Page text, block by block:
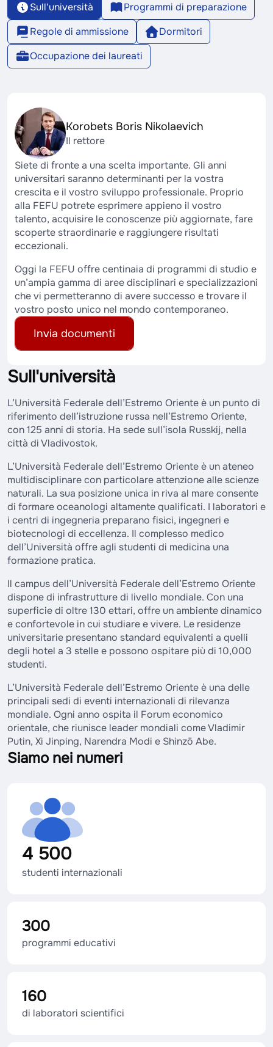
Sull'università
Programmi di preparazione
Regole di ammissione
Dormitori
Occupazione dei laureati
Korobets Boris Nikolaevich
Il rettore
Siete di fronte a una scelta importante. Gli anni
universitari saranno determinanti per la vostra
crescita e il vostro sviluppo professionale. Proprio
alla FEFU potrete esprimere appieno il vostro
talento, acquisire le conoscenze più aggiornate, fare
scoperte straordinarie e raggiungere risultati
eccezionali.
Oggi la FEFU offre centinaia di programmi di studio e
un’ampia gamma di aree disciplinari e specializzazioni
che vi permetteranno di avere successo e trovare il
vostro posto unico nel mondo contemporaneo.
Invia documenti
Sull'università
L’Università Federale dell’Estremo Oriente è un punto di
riferimento dell’istruzione russa nell’Estremo Oriente,
con 125 anni di storia. Ha sede sull’isola Russkij, nella
città di Vladivostok.
L’Università Federale dell’Estremo Oriente è un ateneo
multidisciplinare con particolare attenzione alle scienze
naturali. La sua posizione unica in riva al mare consente
di formare oceanologi altamente qualificati. I laboratori e
i centri di ingegneria preparano fisici, ingegneri e
biotecnologi di eccellenza. Il complesso medico
dell’Università offre agli studenti di medicina una
formazione pratica.
Il campus dell’Università Federale dell’Estremo Oriente
dispone di infrastrutture di livello mondiale. Con una
superficie di oltre 130 ettari, offre un ambiente dinamico
e confortevole in cui studiare e vivere. Le residenze
universitarie presentano standard equivalenti a quelli
degli hotel a 3 stelle e possono ospitare più di 10,000
studenti.
L’Università Federale dell’Estremo Oriente è una delle
principali sedi di eventi internazionali di rilevanza
mondiale. Ogni anno ospita il Forum economico
orientale, che riunisce leader mondiali come Vladimir
Putin, Xi Jinping, Narendra Modi e Shinzō Abe.
Siamo nei numeri
4 500
studenti internazionali
300
programmi educativi
160
di laboratori scientifici